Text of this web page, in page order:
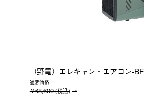
（野電）エレキャン・エアコン-BF
通常価格
￥68,600 (税込)